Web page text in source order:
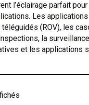
l’éclairage parfait
Les
(ROV), les
la
et les applications